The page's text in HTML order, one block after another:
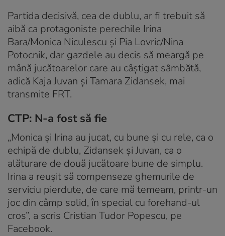
Partida decisivă, cea de dublu, ar fi trebuit să
aibă ca protagoniste perechile Irina
Bara/Monica Niculescu şi Pia Lovric/Nina
Potocnik, dar gazdele au decis să meargă pe
mână jucătoarelor care au câștigat sâmbătă,
adică Kaja Juvan și Tamara Zidansek, mai
transmite FRT.
CTP: N-a fost să fie
„Monica și Irina au jucat, cu bune și cu rele, ca o
echipă de dublu, Zidansek și Juvan, ca o
alăturare de două jucătoare bune de simplu.
Irina a reușit să compenseze ghemurile de
serviciu pierdute, de care mă temeam, printr-un
joc din câmp solid, în special cu forehand-ul
cros”, a scris Cristian Tudor Popescu, pe
Facebook.